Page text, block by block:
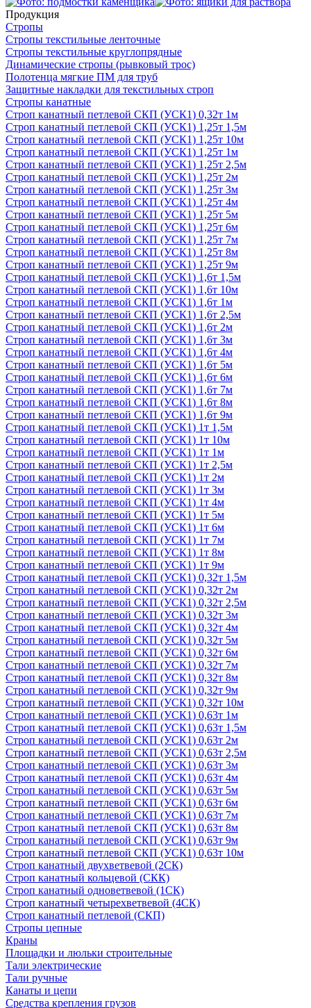
Продукция
Стропы
Стропы текстильные ленточные
Стропы текстильные круглопрядные
Динамические стропы (рывковый трос)
Полотенца мягкие ПМ для труб
Защитные накладки для текстильных строп
Стропы канатные
Строп канатный петлевой СКП (УСК1) 0,32т 1м
Строп канатный петлевой СКП (УСК1) 1,25т 1,5м
Строп канатный петлевой СКП (УСК1) 1,25т 10м
Строп канатный петлевой СКП (УСК1) 1,25т 1м
Строп канатный петлевой СКП (УСК1) 1,25т 2,5м
Строп канатный петлевой СКП (УСК1) 1,25т 2м
Строп канатный петлевой СКП (УСК1) 1,25т 3м
Строп канатный петлевой СКП (УСК1) 1,25т 4м
Строп канатный петлевой СКП (УСК1) 1,25т 5м
Строп канатный петлевой СКП (УСК1) 1,25т 6м
Строп канатный петлевой СКП (УСК1) 1,25т 7м
Строп канатный петлевой СКП (УСК1) 1,25т 8м
Строп канатный петлевой СКП (УСК1) 1,25т 9м
Строп канатный петлевой СКП (УСК1) 1,6т 1,5м
Строп канатный петлевой СКП (УСК1) 1,6т 10м
Строп канатный петлевой СКП (УСК1) 1,6т 1м
Строп канатный петлевой СКП (УСК1) 1,6т 2,5м
Строп канатный петлевой СКП (УСК1) 1,6т 2м
Строп канатный петлевой СКП (УСК1) 1,6т 3м
Строп канатный петлевой СКП (УСК1) 1,6т 4м
Строп канатный петлевой СКП (УСК1) 1,6т 5м
Строп канатный петлевой СКП (УСК1) 1,6т 6м
Строп канатный петлевой СКП (УСК1) 1,6т 7м
Строп канатный петлевой СКП (УСК1) 1,6т 8м
Строп канатный петлевой СКП (УСК1) 1,6т 9м
Строп канатный петлевой СКП (УСК1) 1т 1,5м
Строп канатный петлевой СКП (УСК1) 1т 10м
Строп канатный петлевой СКП (УСК1) 1т 1м
Строп канатный петлевой СКП (УСК1) 1т 2,5м
Строп канатный петлевой СКП (УСК1) 1т 2м
Строп канатный петлевой СКП (УСК1) 1т 3м
Строп канатный петлевой СКП (УСК1) 1т 4м
Строп канатный петлевой СКП (УСК1) 1т 5м
Строп канатный петлевой СКП (УСК1) 1т 6м
Строп канатный петлевой СКП (УСК1) 1т 7м
Строп канатный петлевой СКП (УСК1) 1т 8м
Строп канатный петлевой СКП (УСК1) 1т 9м
Строп канатный петлевой СКП (УСК1) 0,32т 1,5м
Строп канатный петлевой СКП (УСК1) 0,32т 2м
Строп канатный петлевой СКП (УСК1) 0,32т 2,5м
Строп канатный петлевой СКП (УСК1) 0,32т 3м
Строп канатный петлевой СКП (УСК1) 0,32т 4м
Строп канатный петлевой СКП (УСК1) 0,32т 5м
Строп канатный петлевой СКП (УСК1) 0,32т 6м
Строп канатный петлевой СКП (УСК1) 0,32т 7м
Строп канатный петлевой СКП (УСК1) 0,32т 8м
Строп канатный петлевой СКП (УСК1) 0,32т 9м
Строп канатный петлевой СКП (УСК1) 0,32т 10м
Строп канатный петлевой СКП (УСК1) 0,63т 1м
Строп канатный петлевой СКП (УСК1) 0,63т 1,5м
Строп канатный петлевой СКП (УСК1) 0,63т 2м
Строп канатный петлевой СКП (УСК1) 0,63т 2,5м
Строп канатный петлевой СКП (УСК1) 0,63т 3м
Строп канатный петлевой СКП (УСК1) 0,63т 4м
Строп канатный петлевой СКП (УСК1) 0,63т 5м
Строп канатный петлевой СКП (УСК1) 0,63т 6м
Строп канатный петлевой СКП (УСК1) 0,63т 7м
Строп канатный петлевой СКП (УСК1) 0,63т 8м
Строп канатный петлевой СКП (УСК1) 0,63т 9м
Строп канатный петлевой СКП (УСК1) 0,63т 10м
Строп канатный двухветвевой (2СК)
Строп канатный кольцевой (СКК)
Строп канатный одноветвевой (1СК)
Строп канатный четырехветвевой (4СК)
Строп канатный петлевой (СКП)
Стропы цепные
Краны
Площадки и люльки строительные
Тали электрические
Тали ручные
Канаты и цепи
Средства крепления грузов